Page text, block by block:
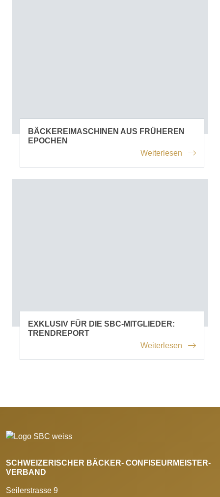
BÄCKEREIMASCHINEN AUS FRÜHEREN
EPOCHEN
Weiterlesen
EXKLUSIV FÜR DIE SBC-MITGLIEDER:
TRENDREPORT
Weiterlesen
SCHWEIZERISCHER BÄCKER- CONFISEURMEISTER-
VERBAND
Seilerstrasse 9